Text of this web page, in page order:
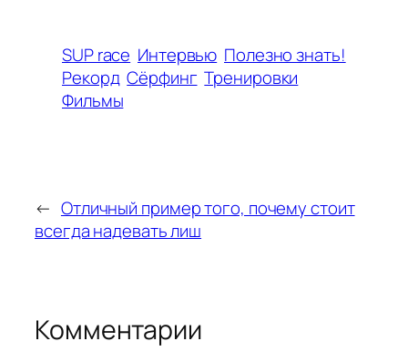
SUP race Интервью Полезно знать!
Рекорд Сёрфинг Тренировки
Фильмы
← Отличный пример того, почему стоит
всегда надевать лиш
Комментарии